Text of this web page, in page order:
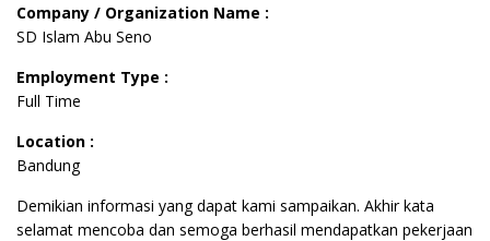
Company / Organization Name :
SD Islam Abu Seno
Employment Type :
Full Time
Location :
Bandung
Demikian informasi yang dapat kami sampaikan. Akhir kata
selamat mencoba dan semoga berhasil mendapatkan pekerjaan